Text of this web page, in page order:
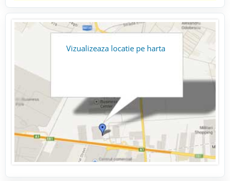
Vizualizeaza locatie pe harta